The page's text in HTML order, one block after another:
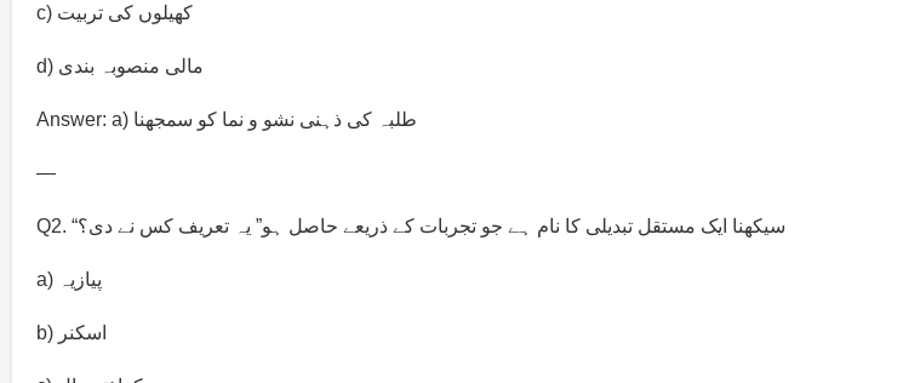
c) کھیلوں کی تربیت
d) مالی منصوبہ بندی
Answer: a) طلبہ کی ذہنی نشو و نما کو سمجھنا
—
Q2. “سیکھنا ایک مستقل تبدیلی کا نام ہے جو تجربات کے ذریعے حاصل ہو” یہ تعریف کس نے دی؟
a) پیازیہ
b) اسکنر